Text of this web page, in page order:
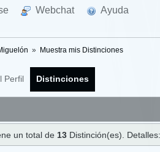
Webchat Ayuda
» Muestra mis Distinciones
Perfil Distinciones
un total de 13 Distinción(es).